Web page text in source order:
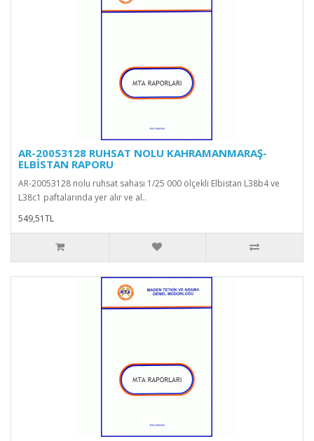
AR-20053128 RUHSAT NOLU KAHRAMANMARAŞ-
ELBİSTAN RAPORU
AR-20053128 nolu ruhsat sahası 1/25 000 ölçekli Elbistan L38b4 ve
L38c1 paftalarında yer alır ve al..
549,51TL